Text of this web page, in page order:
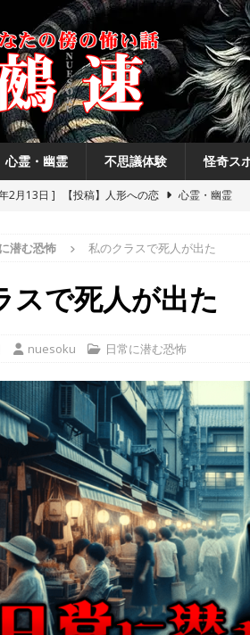
心霊・幽霊 不思議体験 怪奇ス
2月13日 ] 【投稿】人形への恋
心霊・幽霊
年6月13日 ]
チチケゥ
都市伝説
6月13日 ]
ニュータウン祟り神
怨念・呪い
4月4日 ]
【投稿】厄祓い 怨念・呪い
潜む恐怖 私のクラスで死人が出た
スで死人が出た
nuesoku 日常に潜む恐怖